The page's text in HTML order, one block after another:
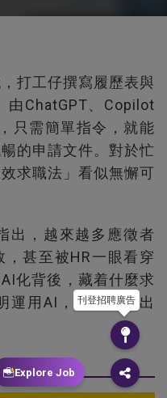
打工仔撰寫履歷表與
由ChatGPT、Copilot
只需簡單指令，就能
的申請文件。對於忙
求職法」看似無懈可
出，越來越多應徵者
甚至被HR一眼看穿
化背後，藏着什麼求
運用AI，而非被它出
刊登招聘廣告
Explore Job